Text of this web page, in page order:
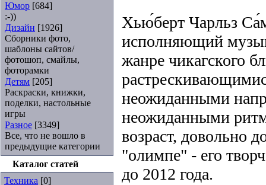
Юмор [684]
:-))
Дизайн [1926]
Сборники фото,
шаблоны сайтов/
фотошоп, смайлы,
фоторамки
Детям [205]
Раскраски, книжки,
поделки, настольные
игры
Разное [3349]
Все, что не вошло в
предыдущие категории
Каталог статей
Техника [0]
Хью́берт Чарльз
исполняющий
жанре чикагского
неожиданными
неожиданными
возраст, довольно
"олимпе" - его
до 2012 года.